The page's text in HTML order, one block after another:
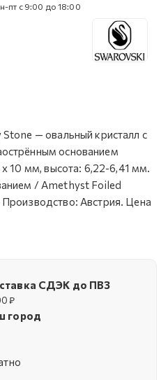
пт с 9:00 до 18:00
— овальный кристалл с
основанием
10 мм, высота: 6,22-6,41 мм.
/ Amethyst Foiled
Австрия. Цена
СДЭК до ПВЗ
₽
город